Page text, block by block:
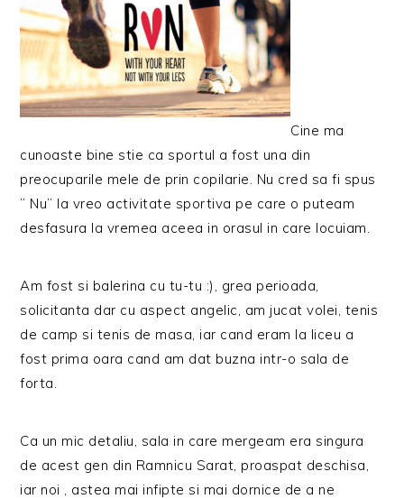
Cine ma
cunoaste bine stie ca sportul a fost una din
preocuparile mele de prin copilarie. Nu cred sa fi spus
” Nu” la vreo activitate sportiva pe care o puteam
desfasura la vremea aceea in orasul in care locuiam.
Am fost si balerina cu tu-tu :), grea perioada,
solicitanta dar cu aspect angelic, am jucat volei, tenis
de camp si tenis de masa, iar cand eram la liceu a
fost prima oara cand am dat buzna intr-o sala de
forta.
Ca un mic detaliu, sala in care mergeam era singura
de acest gen din Ramnicu Sarat, proaspat deschisa,
iar noi , astea mai infipte si mai dornice de a ne